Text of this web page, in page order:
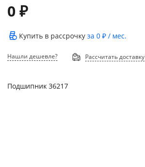
0 ₽
Купить в рассрочкуза0 ₽ / мес.
Нашли дешевле? Рассчитать доставку
Подшипник 36217